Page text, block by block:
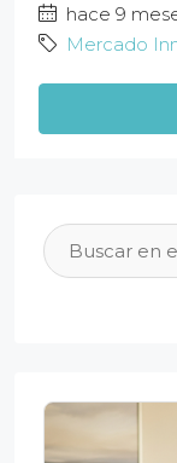
hace 9
Mercado